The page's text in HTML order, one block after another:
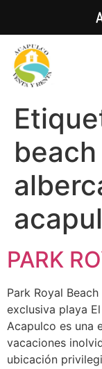
PARK
Park Royal
exclusiva playa
Acapulco es una
vacaciones
ubicación